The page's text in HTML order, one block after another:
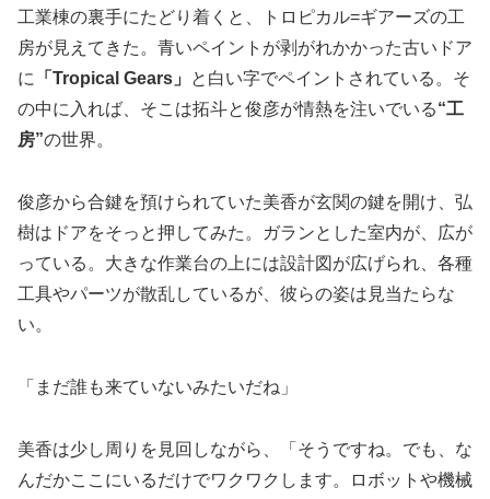
工業棟の裏手にたどり着くと、トロピカル=ギアーズの工
房が見えてきた。青いペイントが剥がれかかった古いドア
に 「Tropical Gears」
と白い字でペイントされている。そ
の中に入れば、そこは拓斗と俊彦が情熱を注いでいる“工
房”の世界。
俊彦から合鍵を預けられていた美香が玄関の鍵を開け、弘
樹はドアをそっと押してみた。ガランとした室内が、広が
っている。大きな作業台の上には設計図が広げられ、各種
工具やパーツが散乱しているが、彼らの姿は見当たらな
い。
「まだ誰も来ていないみたいだね」
美香は少し周りを見回しながら、「そうですね。でも、な
んだかここにいるだけでワクワクします。ロボットや機械